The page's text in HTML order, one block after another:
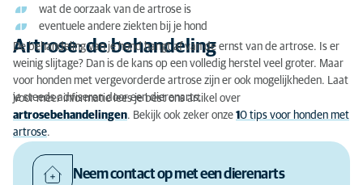
wat de oorzaak van de artrose is
eventuele andere ziekten bij je hond
Artrose: de behandeling
De behandeling van je hond hangt af van de ernst van de artrose. Is er
weinig slijtage? Dan is de kans op een volledig herstel veel groter. Maar
voor honden met vergevorderde artrose zijn er ook mogelijkheden. Laat
je steeds adviseren door een dierenarts.
Voor meer informatie lees je best onsartikel over
artrosebehandelingen. Bekijk ook zeker onze 1 0 tips voor honden met
artrose.
Neem contact op met een dierenarts